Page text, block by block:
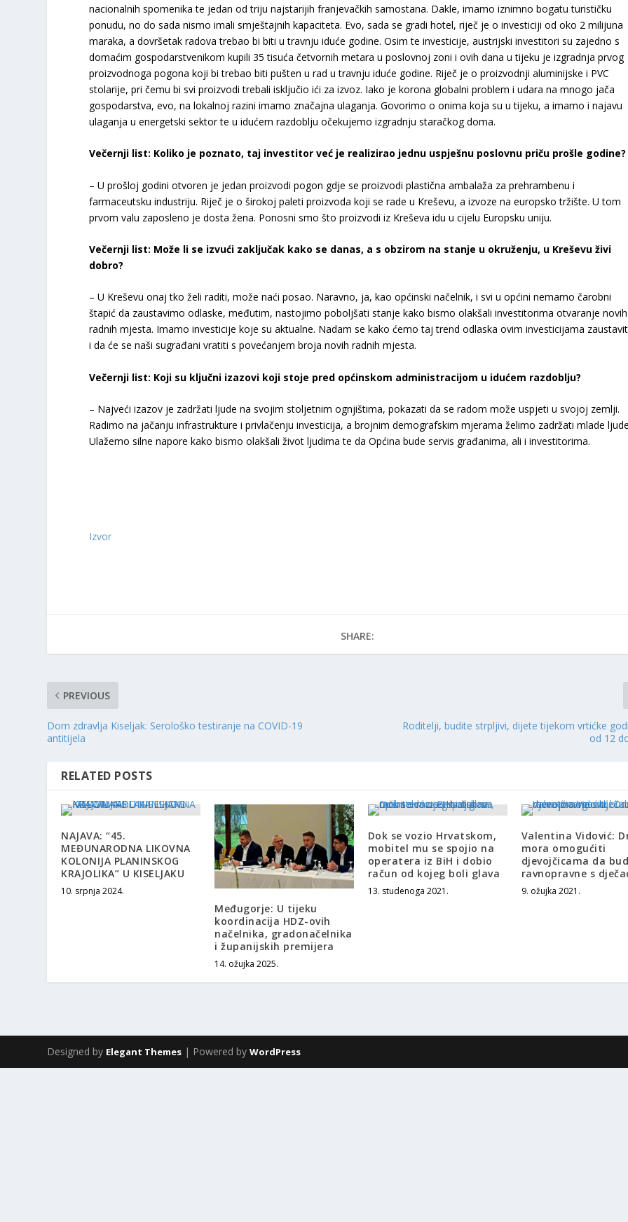
nacionalnih spomenika te jedan od triju najstarijih franjevačkih samostana. Dakle, imamo iznimno bogatu turističku
ponudu, no do sada nismo imali smještajnih kapaciteta. Evo, sada se gradi hotel, riječ je o investiciji od oko 2 milijuna
maraka, a dovršetak radova trebao bi biti u travnju iduće godine. Osim te investicije, austrijski investitori su zajedno s
domaćim gospodarstvenikom kupili 35 tisuća četvornih metara u poslovnoj zoni i ovih dana u tijeku je izgradnja prvog
proizvodnoga pogona koji bi trebao biti pušten u rad u travnju iduće godine. Riječ je o proizvodnji aluminijske i PVC
stolarije, pri čemu bi svi proizvodi trebali isključio ići za izvoz. Iako je korona globalni problem i udara na mnogo jača
gospodarstva, evo, na lokalnoj razini imamo značajna ulaganja. Govorimo o onima koja su u tijeku, a imamo i najavu
ulaganja u energetski sektor te u idućem razdoblju očekujemo izgradnju staračkog doma.
Večernji list: Koliko je poznato, taj investitor već je realizirao jednu uspješnu poslovnu priču prošle godine?
– U prošloj godini otvoren je jedan proizvodi pogon gdje se proizvodi plastična ambalaža za prehrambenu i
farmaceutsku industriju. Riječ je o širokoj paleti proizvoda koji se rade u Kreševu, a izvoze na europsko tržište. U tom
prvom valu zaposleno je dosta žena. Ponosni smo što proizvodi iz Kreševa idu u cijelu Europsku uniju.
Večernji list: Može li se izvući zaključak kako se danas, a s obzirom na stanje u okruženju, u Kreševu živi
dobro?
– U Kreševu onaj tko želi raditi, može naći posao. Naravno, ja, kao općinski načelnik, i svi u općini nemamo čarobni
štapić da zaustavimo odlaske, međutim, nastojimo poboljšati stanje kako bismo olakšali investitorima otvaranje novih
radnih mjesta. Imamo investicije koje su aktualne. Nadam se kako ćemo taj trend odlaska ovim investicijama
i da će se naši sugrađani vratiti s povećanjem broja novih radnih mjesta.
Večernji list: Koji su ključni izazovi koji stoje pred općinskom administracijom u idućem razdoblju?
– Najveći izazov je zadržati ljude na svojim stoljetnim ognjištima, pokazati da se radom može uspjeti u svojoj zemlji.
Radimo na jačanju infrastrukture i privlačenju investicija, a brojnim demografskim mjerama želimo zadržati mlade
Ulažemo silne napore kako bismo olakšali život ljudima te da Općina bude servis građanima, ali i investitorima.
Izvor
SHARE:
PREVIOUS
Dom zdravlja Kiseljak: Serološko testiranje na COVID-19
antitijela
Roditelji, budite strpljivi, dijete tijekom vrtićke
od 12
RELATED POSTS
NAJAVA: “45.
MEĐUNARODNA LIKOVNA
KOLONIJA PLANINSKOG
KRAJOLIKA” U KISELJAKU
10. srpnja 2024.
Međugorje: U tijeku
koordinacija HDZ-ovih
načelnika, gradonačelnika
i županijskih premijera
14. ožujka 2025.
Dok se vozio Hrvatskom,
mobitel mu se spojio na
operatera iz BiH i dobio
račun od kojeg boli glava
13. studenoga 2021.
Valentina Vidović:
mora omogućiti
djevojčicama da
ravnopravne s
9. ožujka 2021.
Designed by Elegant Themes | Powered byWordPress